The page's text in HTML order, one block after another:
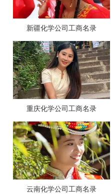
新疆化学公司工商名录
重庆化学公司工商名录
云南化学公司工商名录